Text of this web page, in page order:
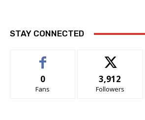
STAY CONNECTED
0
Fans
3,912
Followers